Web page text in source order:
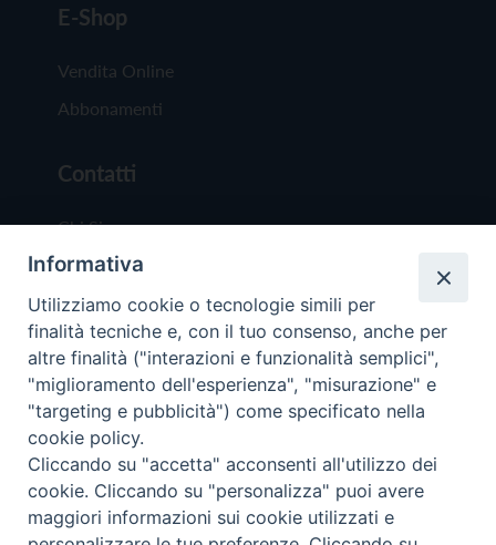
E-Shop
Vendita Online
Abbonamenti
Contatti
Chi Siamo
Redazione
Scrivici
Copyright © 2019 - Tutti i diritti riservati - Vita
Trentina Editrice
Privacy Policy
Informativa
Utilizziamo cookie o tecnologie simili per
finalità tecniche e, con il tuo consenso, anche per
altre finalità ("interazioni e funzionalità semplici",
"miglioramento dell'esperienza", "misurazione" e
"targeting e pubblicità") come specificato nella
cookie policy.
Cliccando su "accetta" acconsenti all'utilizzo dei
cookie. Cliccando su "personalizza" puoi avere
maggiori informazioni sui cookie utilizzati e